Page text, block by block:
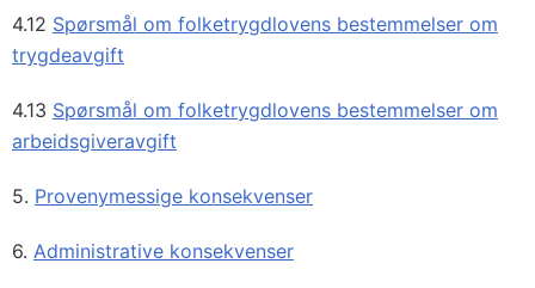
4.12 Spørsmål om folketrygdlovens bestemmelser om
trygdeavgift
4.13 Spørsmål om folketrygdlovens bestemmelser om
arbeidsgiveravgift
5. Provenymessige konsekvenser
6. Administrative konsekvenser